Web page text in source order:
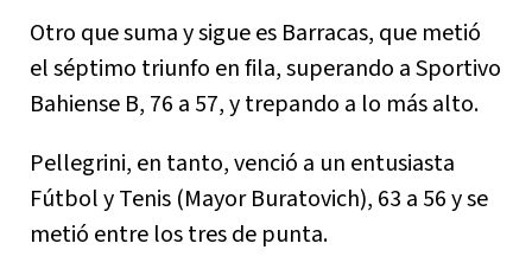
Otro que suma y sigue es Barracas, que metió
el séptimo triunfo en fila, superando a Sportivo
Bahiense B, 76 a 57, y trepando a lo más alto.
Pellegrini, en tanto, venció a un entusiasta
Fútbol y Tenis (Mayor Buratovich), 63 a 56 y se
metió entre los tres de punta.